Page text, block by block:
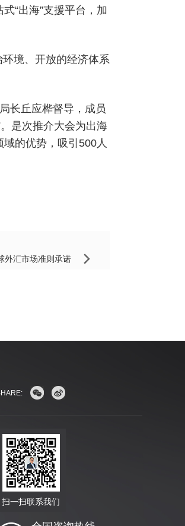
“出海”支援平台，加
境、开放的经济体系
长丘应桦督导，成员
是次推介大会为出海
的优势，吸引500人
外汇市场准则承诺
扫一扫联系我们